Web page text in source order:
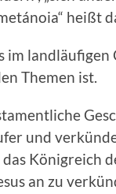
heißt
im
Themen ist.
und
Königreich
an zu